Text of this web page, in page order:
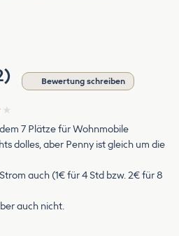
Bewertung schreiben
★
7 Plätze für Wohnmobile
dolles, aber Penny ist gleich um die
auch (1€ für 4 Std bzw. 2€ für 8
auch nicht.